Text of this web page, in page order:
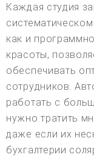
Каждая студия
как и
красоты,
обеспечивать
сотрудников.
работать с
нужно тратить
даже если их
бухгалтерии